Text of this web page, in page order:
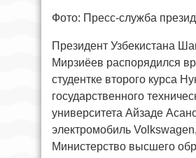
Фото: Пресс-служба
Президент Узбекистана
Мирзиёев распорядился
студентке второго курса
государственного
университета Айзаде
электромобиль
Министерство высшего